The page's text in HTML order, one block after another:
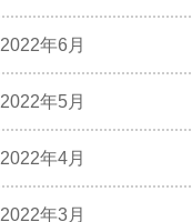
2022年6月
2022年5月
2022年4月
2022年3月